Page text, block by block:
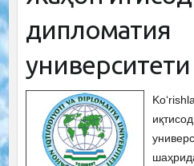
дипломатия
университети